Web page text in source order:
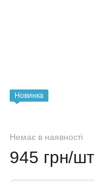
Новинка
Немає в наявності
945 грн/шт